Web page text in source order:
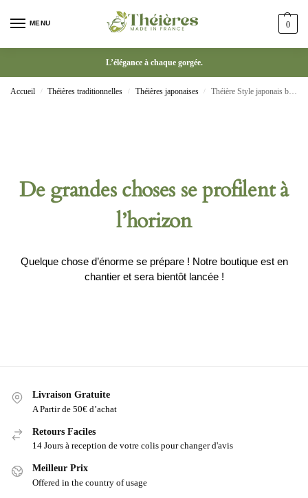
MENU 0
L’élégance à chaque gorgée.
Accueil / Théières traditionnelles / Théières japonaises / Théière Style japonais bouilloire en fonte noir
De grandes choses se profilent à
l’horizon
Quelque chose d’énorme se prépare ! Notre boutique est en
chantier et sera bientôt lancée !
Livraison Gratuite
A Partir de 50€ d’achat
Retours Faciles
14 Jours à reception de votre colis pour changer d'avis
Meilleur Prix
Offered in the country of usage